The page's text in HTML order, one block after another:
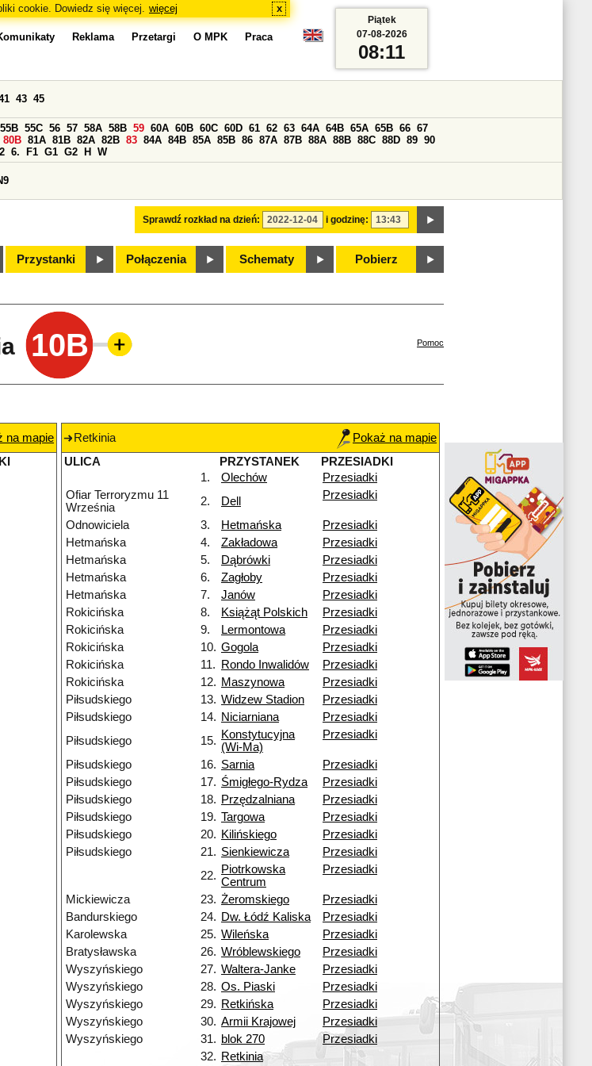
cookie. Dowiedz się więcej. więcej x
Reklama Przetargi O MPK Praca
Sprawdź rozkład na dzień: i godzinę:
43 45
55B 55C 56 57 58A 58B 59 60A 60B 60C 60D 61 62 63 64A 64B 65A 65B 66 67
80B 81A 81B 82A 82B 83 84A 84B 85A 85B 86 87A 87B 88A 88B 88C 88D 89 90
6. F1 G1 G2 H W
Przystanki Połączenia Schematy Pobierz
Piątek
07-08-2026
08:11
10B Pomoc
na mapie
Retkinia
Pokaż na mapie
ULICA
PRZYSTANEK
PRZESIADKI
1.
Olechów
Przesiadki
Ofiar Terroryzmu 11
Września
2. Dell Przesiadki
Odnowiciela 3. Hetmańska
Przesiadki
Hetmańska
4. Zakładowa
Przesiadki
Hetmańska
5. Dąbrówki
Przesiadki
Hetmańska
6. Zagłoby
Przesiadki
Hetmańska
7. Janów
Przesiadki
Rokicińska
8. Książąt Polskich
Przesiadki
Rokicińska
9. Lermontowa
Przesiadki
Rokicińska
10. Gogola
Przesiadki
Rokicińska
11. Rondo Inwalidów
Przesiadki
Rokicińska
12. Maszynowa
Przesiadki
Piłsudskiego
13. Widzew Stadion
Przesiadki
Piłsudskiego
14. Niciarniana
Przesiadki
Piłsudskiego
15. Konstytucyjna
(Wi-Ma)
Przesiadki
Piłsudskiego 16. Sarnia
Przesiadki
Piłsudskiego
17. Śmigłego-Rydza
Przesiadki
Piłsudskiego
18. Przędzalniana
Przesiadki
Piłsudskiego
19. Targowa
Przesiadki
Piłsudskiego
20. Kilińskiego
Przesiadki
Piłsudskiego
21. Sienkiewicza
Przesiadki
22. Piotrkowska
Centrum
Przesiadki
Mickiewicza 23. Żeromskiego
Przesiadki
Bandurskiego
24. Dw. Łódź Kaliska
Przesiadki
Karolewska
25. Wileńska
Przesiadki
Bratysławska
26. Wróblewskiego
Przesiadki
Wyszyńskiego
27. Waltera-Janke
Przesiadki
Wyszyńskiego
28. Os. Piaski
Przesiadki
Wyszyńskiego
29. Retkińska
Przesiadki
Wyszyńskiego
30. Armii Krajowej
Przesiadki
Wyszyńskiego
31. blok 270
Przesiadki
32. Retkinia